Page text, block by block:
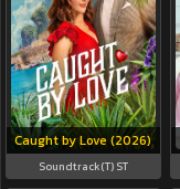
Caught by Love (2026)
Soundtrack(T) ST